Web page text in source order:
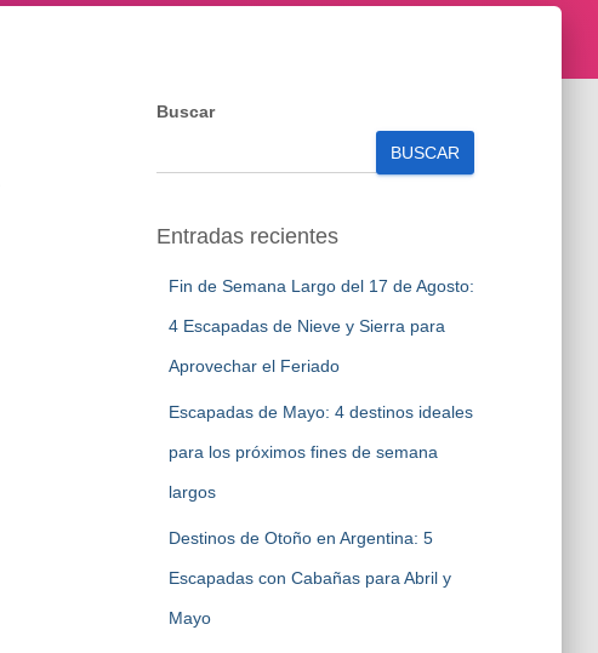
Buscar
BUSCAR
Entradas recientes
Fin de Semana Largo del 17 de Agosto:
4 Escapadas de Nieve y Sierra para
Aprovechar el Feriado
Escapadas de Mayo: 4 destinos ideales
para los próximos fines de semana
largos
Destinos de Otoño en Argentina: 5
Escapadas con Cabañas para Abril y
Mayo